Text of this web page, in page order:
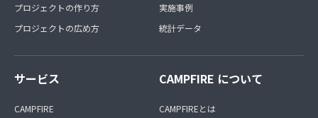
プロジェクトの作り方
プロジェクトの広め方
実施事例
統計データ
サービス
CAMPFIRE
CAMPFIRE について
CAMPFIREとは